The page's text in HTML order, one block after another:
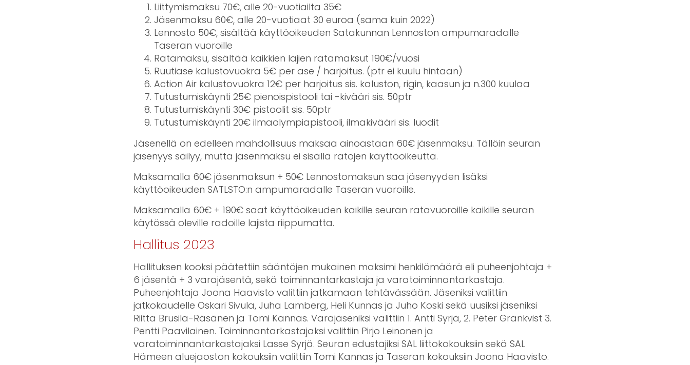
Liittymismaksu 70€, alle 20-vuotiailta 35€
Jäsenmaksu 60€, alle 20-vuotiaat 30 euroa (sama kuin 2022)
Lennosto 50€, sisältää käyttöoikeuden Satakunnan Lennoston ampumaradalle
Taseran vuoroille
Ratamaksu, sisältää kaikkien lajien ratamaksut 190€/vuosi
Ruutiase kalustovuokra 5€ per ase / harjoitus. (ptr ei kuulu hintaan)
Action Air kalustovuokra 12€ per harjoitus sis. kaluston, rigin, kaasun ja n.300 kuulaa
Tutustumiskäynti 25€ pienoispistooli tai -kivääri sis. 50ptr
Tutustumiskäynti 30€ pistoolit sis. 50ptr
Tutustumiskäynti 20€ ilmaolympiapistooli, ilmakivääri sis. luodit
Jäsenellä on edelleen mahdollisuus maksaa ainoastaan 60€ jäsenmaksu. Tällöin seuran
jäsenyys säilyy, mutta jäsenmaksu ei sisällä ratojen käyttöoikeutta.
Maksamalla 60€ jäsenmaksun + 50€ Lennostomaksun saa jäsenyyden lisäksi
käyttöoikeuden SATLSTO:n ampumaradalle Taseran vuoroille.
Maksamalla 60€ + 190€ saat käyttöoikeuden kaikille seuran ratavuoroille kaikille seuran
käytössä oleville radoille lajista riippumatta.
Hallitus 2023
Hallituksen kooksi päätettiin sääntöjen mukainen maksimi henkilömäärä eli puheenjohtaja +
6 jäsentä + 3 varajäsentä, sekä toiminnantarkastaja ja varatoiminnantarkastaja.
Puheenjohtaja Joona Haavisto valittiin jatkamaan tehtävässään. Jäseniksi valittiin
jatkokaudelle Oskari Sivula, Juha Lamberg, Heli Kunnas ja Juho Koski sekä uusiksi jäseniksi
Riitta Brusila-Räsänen ja Tomi Kannas. Varajäseniksi valittiin 1. Antti Syrjä, 2. Peter Grankvist 3.
Pentti Paavilainen. Toiminnantarkastajaksi valittiin Pirjo Leinonen ja
varatoiminnantarkastajaksi Lasse Syrjä. Seuran edustajiksi SAL liittokokouksiin sekä SAL
Hämeen aluejaoston kokouksiin valittiin Tomi Kannas ja Taseran kokouksiin Joona Haavisto.